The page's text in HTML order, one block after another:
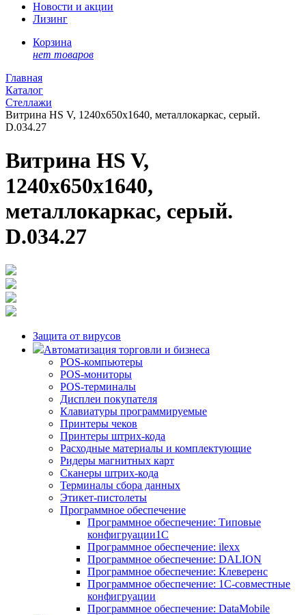
Новости и акции
Лизинг
Корзина
нет товаров
Главная
Каталог
Стеллажи
Витрина HS V, 1240x650x1640, металлокаркас, серый.
D.034.27
Витрина HS V,
1240x650x1640,
металлокаркас, серый.
D.034.27
Защита от вирусов
Автоматизация торговли и бизнеса
POS-компьютеры
POS-мониторы
POS-терминалы
Дисплеи покупателя
Клавиатуры программируемые
Принтеры чеков
Принтеры штрих-кода
Расходные материалы и комплектующие
Ридеры магнитных карт
Сканеры штрих-кода
Терминалы сбора данных
Этикет-пистолеты
Программное обеспечение
Программное обеспечение: Типовые
конфигруации1С
Программное обеспечение: ilexx
Программное обеспечение: DALION
Программное обеспечение: Клеверенс
Программное обеспечение: 1С-совместные
конфигруации
Программное обеспечение: DataMobile